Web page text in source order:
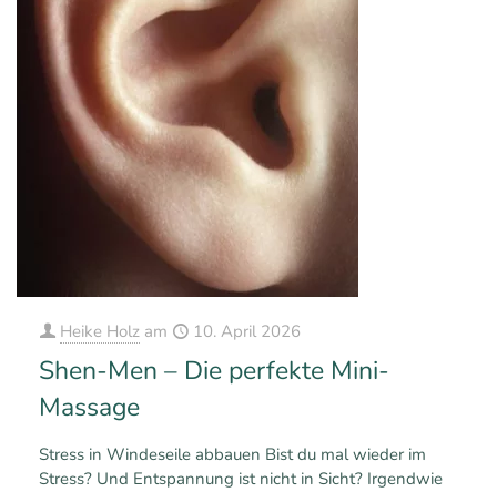
Heike Holz am 10. April 2026
Shen-Men – Die perfekte Mini-
Massage
Stress in Windeseile abbauen Bist du mal wieder im
Stress? Und Entspannung ist nicht in Sicht? Irgendwie